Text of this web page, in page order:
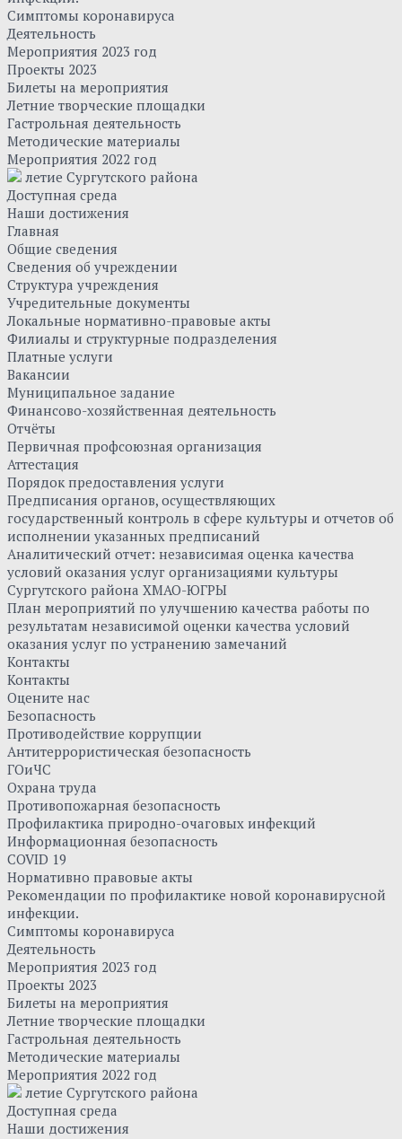
Симптомы коронавируса
Деятельность
Мероприятия 2023 год
Проекты 2023
Билеты на мероприятия
Летние творческие площадки
Гастрольная деятельность
Методические материалы
Мероприятия 2022 год
летие Сургутского района
Доступная среда
Наши достижения
Главная
Общие сведения
Сведения об учреждении
Структура учреждения
Учредительные документы
Локальные нормативно-правовые акты
Филиалы и структурные подразделения
Платные услуги
Вакансии
Муниципальное задание
Финансово-хозяйственная деятельность
Отчёты
Первичная профсоюзная организация
Аттестация
Порядок предоставления услуги
Предписания органов, осуществляющих
государственный контроль в сфере культуры и отчетов об
исполнении указанных предписаний
Аналитический отчет: независимая оценка качества
условий оказания услуг организациями культуры
Сургутского района ХМАО-ЮГРЫ
План мероприятий по улучшению качества работы по
результатам независимой оценки качества условий
оказания услуг по устранению замечаний
Контакты
Контакты
Оцените нас
Безопасность
Противодействие коррупции
Антитеррористическая безопасность
ГОиЧС
Охрана труда
Противопожарная безопасность
Профилактика природно-очаговых инфекций
Информационная безопасность
COVID 19
Нормативно правовые акты
Рекомендации по профилактике новой коронавирусной
инфекции.
Симптомы коронавируса
Деятельность
Мероприятия 2023 год
Проекты 2023
Билеты на мероприятия
Летние творческие площадки
Гастрольная деятельность
Методические материалы
Мероприятия 2022 год
летие Сургутского района
Доступная среда
Наши достижения